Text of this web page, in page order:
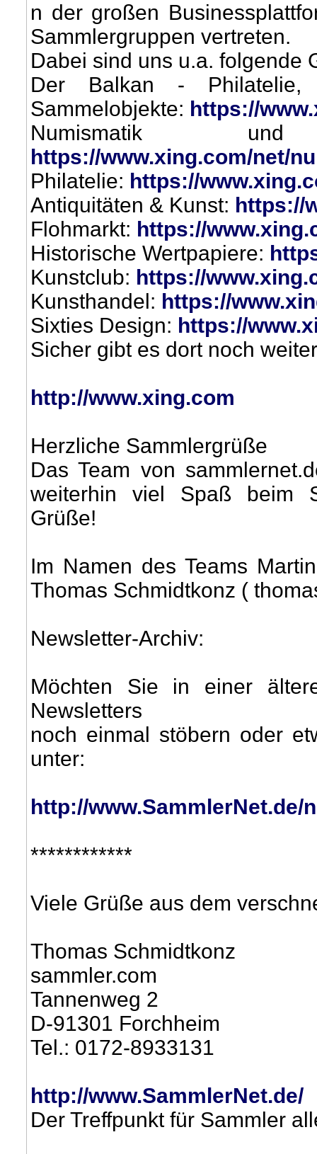
n der großen
Sammlergruppen vertreten.
Dabei sind uns u.a. folgende
Der Balkan - Philatelie,
Sammelobjekte: https://
Numismatik
https://www.xing.com/net/
Philatelie: https://
Antiquitäten & Kunst: https://
Flohmarkt: https://
Historische Wertpapiere:
Kunstclub: https://
Kunsthandel: https://
Sixties Design: https://
Sicher gibt es dort noch
http://www.xing.com
Herzliche Sammlergrüße
Das Team von
weiterhin viel Spaß beim
Grüße!
Im Namen des Teams
Thomas Schmidtkonz (
Newsletter-Archiv:
Möchten Sie in einer
Newsletters
noch einmal stöbern oder
unter:
http://www.SammlerNet.de/
************
Viele Grüße aus dem
Thomas Schmidtkonz
sammler.com
Tannenweg 2
D-91301 Forchheim
Tel.: 0172-8933131
http://www.SammlerNet.de/
Der Treffpunkt für Sammler